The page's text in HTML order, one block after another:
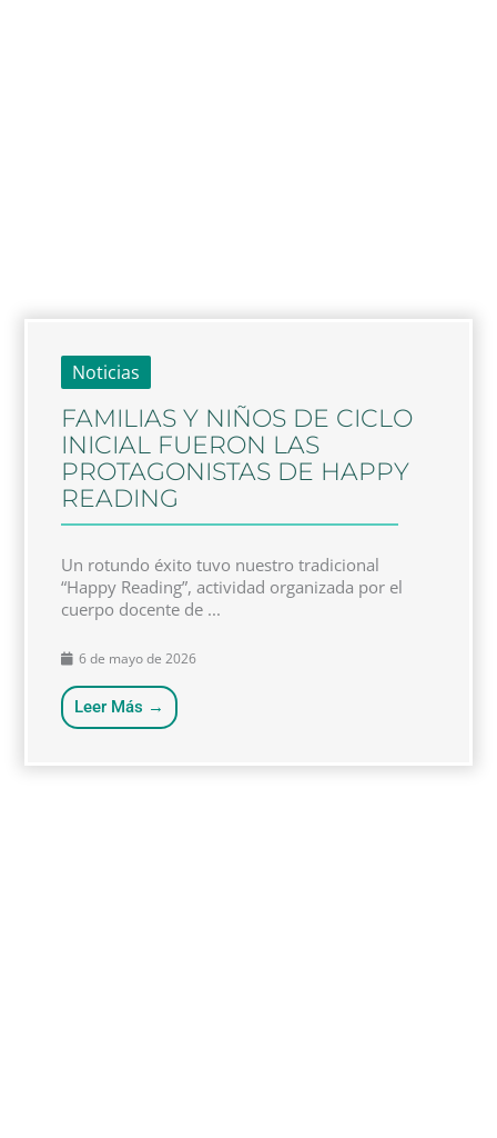
Noticias
FAMILIAS Y NIÑOS DE CICLO
INICIAL FUERON LAS
PROTAGONISTAS DE HAPPY
READING
Un rotundo éxito tuvo nuestro tradicional
“Happy Reading”, actividad organizada por el
cuerpo docente de ...
6 de mayo de 2026
Leer Más →